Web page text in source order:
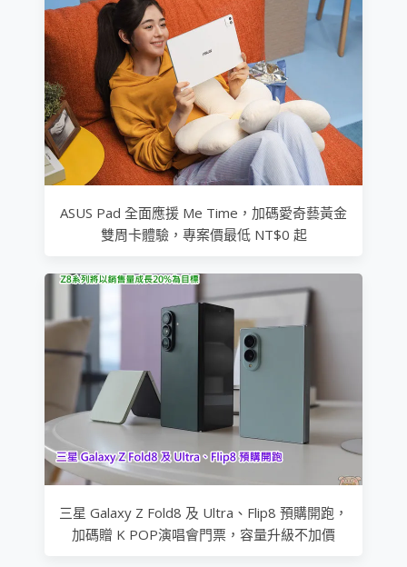
ASUS Pad 全面應援 Me Time，加碼愛奇藝黃金
雙周卡體驗，專案價最低 NT$0 起
三星 Galaxy Z Fold8 及 Ultra、Flip8 預購開跑，
加碼贈 K POP演唱會門票，容量升級不加價